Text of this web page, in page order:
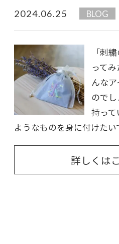
2024.06.25 BLOG
「刺
ってみ
んな
のでし
持っ
ようなものを身に付けたい
詳しくは